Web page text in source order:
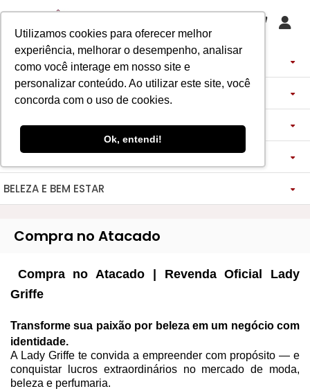
Utilizamos cookies para oferecer melhor
experiência, melhorar o desempenho, analisar
como você interage em nosso site e
personalizar conteúdo. Ao utilizar este site, você
concorda com o uso de cookies.
Ok, entendi!
PERFUMES
IMPORTADOS
FEMININO
MASCULINO
ÁRABES
FEMININO
MASCULINO
SEMI SELETIVO
FEMININO
-------------
MASCULINO
BRAND COLLECTION
ÁRABE COLLECTION
BODY SPLASH
KITS PRESENTE
DECANTS
DECANTS DE LUXO
DECANTS ÁRABES
DESCOBERTAS
ASSINATURA DE PERFUME
ASSINATURA ROUPA
BLAZER
BOLSAS
MAQUIAGENS
LADY BEAUTY
OLHOS
BOCA
ROSTO
OLHOS
ROSTO
PINCEIS
BELEZA E BEM ESTAR
FEM-SAÚDE MULHER
CAFÉ- EMAGRECE
TECNOLOGIA MICELIZAÇÃO
DETOX ESSENCE
BEM-ESTAR TOTAL
PAZ EMOCIONAL
ENERGIA E VIGOR
CONTROLE DE PESO
Compra no Atacado
Compra no Atacado | Revenda Oficial Lady
Griffe
Transforme sua paixão por beleza em um negócio com
identidade.
A Lady Griffe te convida a empreender com propósito — e
conquistar lucros extraordinários no mercado de moda,
beleza e perfumaria.